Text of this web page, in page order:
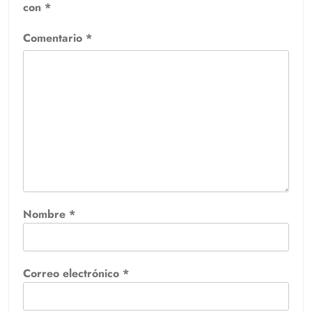
con *
Comentario *
Nombre *
Correo electrónico *